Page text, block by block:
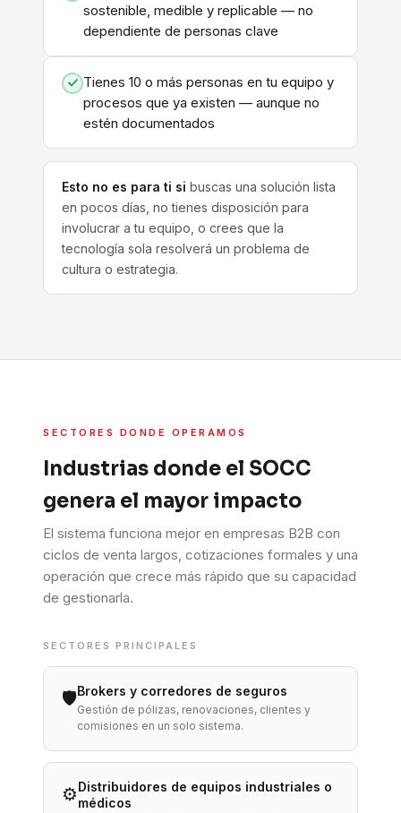
sostenible, medible y replicable — no
dependiente de personas clave
Tienes 10 o más personas en tu equipo y
procesos que ya existen — aunque no
estén documentados
Esto no es para ti si buscas una solución lista
en pocos días, no tienes disposición para
involucrar a tu equipo, o crees que la
tecnología sola resolverá un problema de
cultura o estrategia.
SECTORES DONDE OPERAMOS
Industrias donde el SOCC
genera el mayor impacto
El sistema funciona mejor en empresas B2B con
ciclos de venta largos, cotizaciones formales y una
operación que crece más rápido que su capacidad
de gestionarla.
SECTORES PRINCIPALES
🛡️Brokers y corredores de seguros
Gestión de pólizas, renovaciones, clientes y
comisiones en un solo sistema.
⚙️Distribuidores de equipos industriales o
médicos